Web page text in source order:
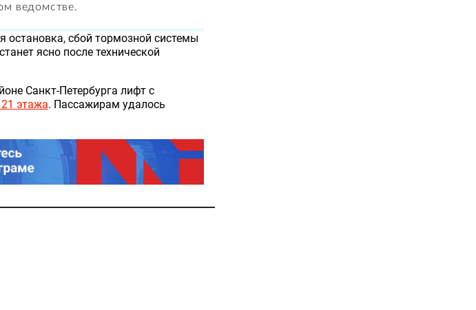
ведомстве.
сбой тормозной системы
ясно после технической
Санкт-Петербурга лифт с
этажа. Пассажирам удалось